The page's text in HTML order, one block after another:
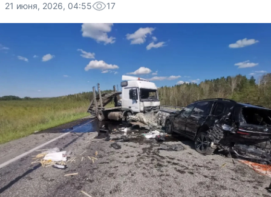
21 июня, 2026, 04:55 17